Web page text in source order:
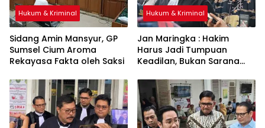
Hukum & Kriminal
Sidang Amin Mansyur, GP
Sumsel Cium Aroma
Rekayasa Fakta oleh Saksi
Hukum & Kriminal
Jan Maringka : Hakim
Harus Jadi Tumpuan
Keadilan, Bukan Sarana